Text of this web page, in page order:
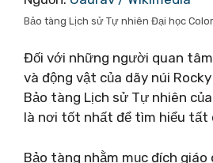
Bảo tàng Lịch sử Tự nhiên Đại học
Đối với những người quan
và động vật của dãy núi
Bảo tàng Lịch sử Tự nhiên
là nơi tốt nhất để tìm hiểu tất
Bảo tàng nhằm mục đích giáo